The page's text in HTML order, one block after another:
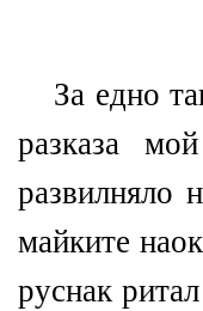
За едно
разказа
развилняло
майките
руснак